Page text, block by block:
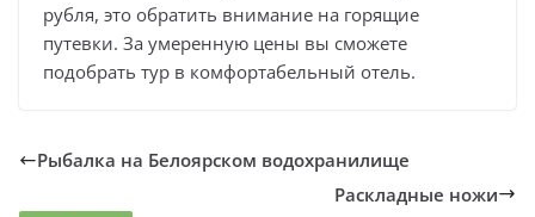
рубля, это обратить внимание на горящие
путевки. За умеренную цены вы сможете
подобрать тур в комфортабельный отель.
Рыбалка на Белоярском водохранилище
Раскладные ножи